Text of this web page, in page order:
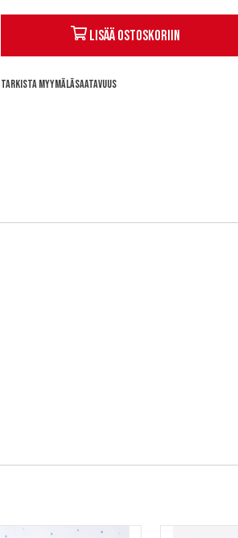
Lisää ostoskoriin
Tarkista myymäläsaatavuus